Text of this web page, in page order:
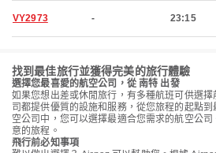
VY2973 - 23:15
找到最佳旅行並獲得完美的旅行體驗
選擇您最喜愛的航空公司，從 南特 出發
如果您想出差或休閒旅行，有多種航班可供選
司都提供優質的設施和服務，從您旅程的起點
空公司中，您可以選擇最適合您需求的航空公
意的旅程。
飛行前必知事項